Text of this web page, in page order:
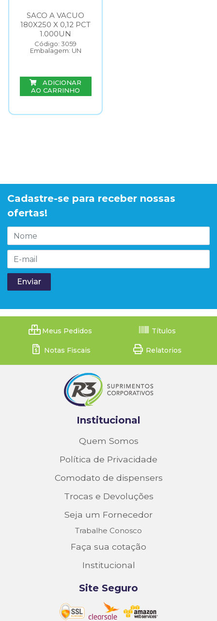
SACO A VACUO
180X250 X 0,12 PCT
1.000UN
Código: 3059
Embalagem: UN
ADICIONAR
AO CARRINHO
Cadastre-se para receber nossas
ofertas!
Meus Pedidos Títulos
Notas Fiscais Relatorios
Institucional
Quem Somos
Política de Privacidade
Comodato de dispensers
Trocas e Devoluções
Seja um Fornecedor
Trabalhe Conosco
Faça sua cotação
Institucional
Site Seguro